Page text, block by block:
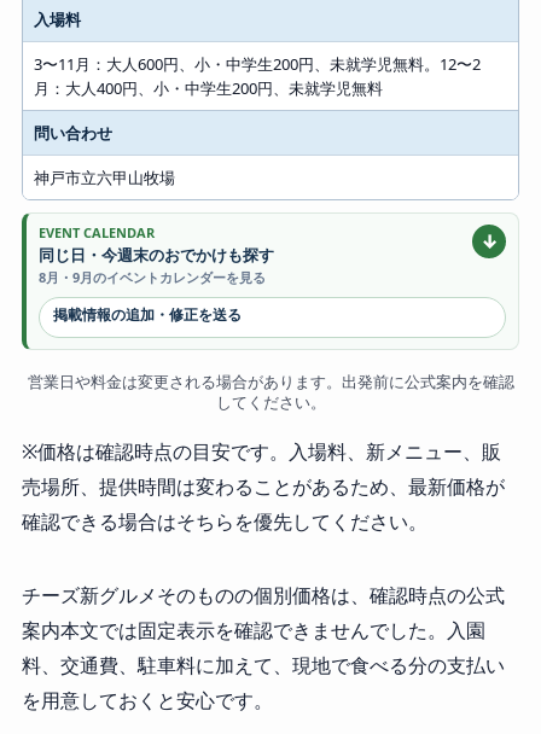
入場料
3〜11月：大人600円、小・中学生200円、未就学児無料。12〜2
月：大人400円、小・中学生200円、未就学児無料
問い合わせ
神戸市立六甲山牧場
EVENT CALENDAR
同じ日・今週末のおでかけも探す
8月・9月のイベントカレンダーを見る
↓
掲載情報の追加・修正を送る
営業日や料金は変更される場合があります。出発前に公式案内を確認
してください。
※価格は確認時点の目安です。入場料、新メニュー、販
売場所、提供時間は変わることがあるため、最新価格が
確認できる場合はそちらを優先してください。
チーズ新グルメそのものの個別価格は、確認時点の公式
案内本文では固定表示を確認できませんでした。入園
料、交通費、駐車料に加えて、現地で食べる分の支払い
を用意しておくと安心です。